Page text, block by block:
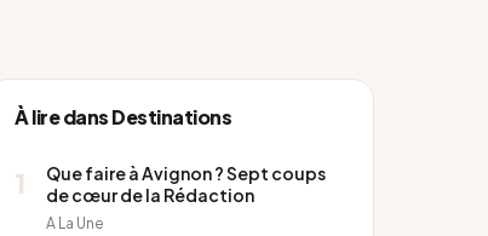
À lire dans Destinations
1
Que faire à Avignon ? Sept coups
de cœur de la Rédaction
A La Une